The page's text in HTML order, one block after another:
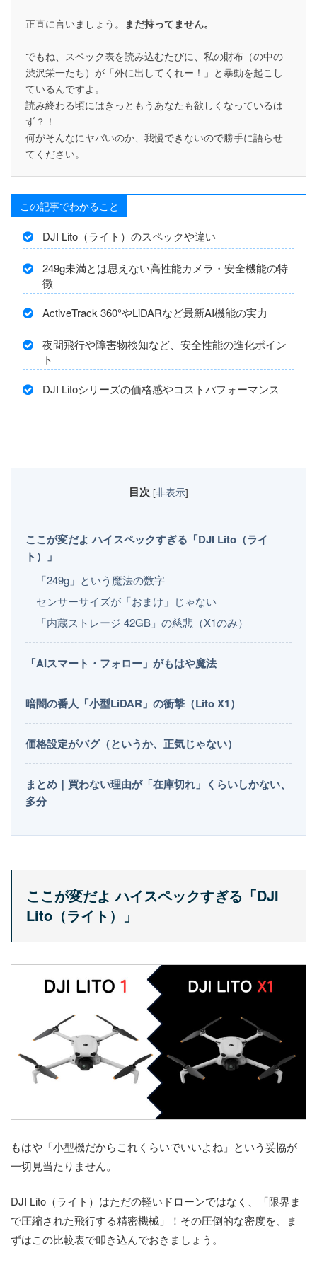
正直に言いましょう。 まだ持ってません。
でもね、スペック表を読み込むたびに、私の財布（の中の
渋沢栄一たち）が「外に出してくれー！」と暴動を起こし
ているんですよ。
読み終わる頃にはきっともうあなたも欲しくなっているは
ず？！
何がそんなにヤバいのか、我慢できないので勝手に語らせ
てください。
この記事でわかること
DJI Lito（ライト）のスペックや違い
249g未満とは思えない高性能カメラ・安全機能の特
徴
ActiveTrack 360°やLiDARなど最新AI機能の実力
夜間飛行や障害物検知など、安全性能の進化ポイン
ト
DJI Litoシリーズの価格感やコストパフォーマンス
目次 [非表示]
ここが変だよ ハイスペックすぎる「DJI Lito（ライ
ト）」
「249g」という魔法の数字
センサーサイズが「おまけ」じゃない
「内蔵ストレージ 42GB」の慈悲（X1のみ）
「AIスマート・フォロー」がもはや魔法
暗闇の番人「小型LiDAR」の衝撃（Lito X1）
価格設定がバグ（というか、正気じゃない）
まとめ｜買わない理由が「在庫切れ」くらいしかない、
多分
ここが変だよ ハイスペックすぎる「DJI
Lito（ライト）」
もはや「小型機だからこれくらいでいいよね」という妥協が
一切見当たりません。
DJI Lito（ライト）はただの軽いドローンではなく、「限界ま
で圧縮された飛行する精密機械」！その圧倒的な密度を、ま
ずはこの比較表で叩き込んでおきましょう。